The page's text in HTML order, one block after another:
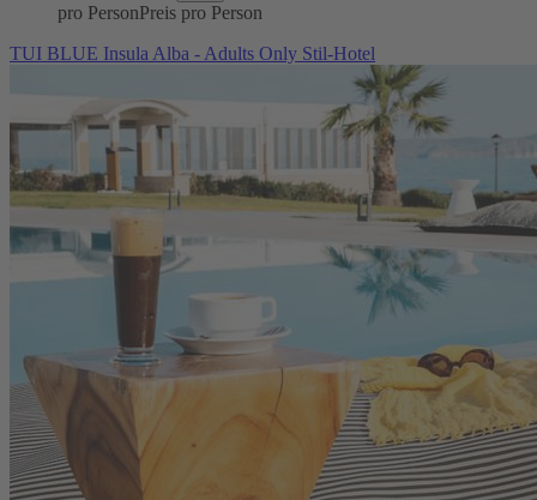
pro PersonPreis pro Person
TUI BLUE Insula Alba - Adults Only Stil-Hotel